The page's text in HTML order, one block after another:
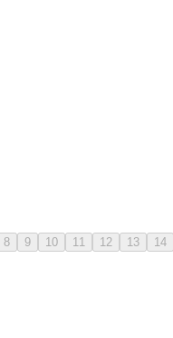
8 9 10 11 12 13 14